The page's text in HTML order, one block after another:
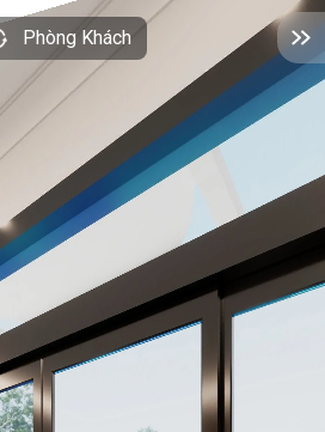
Phòng Khách